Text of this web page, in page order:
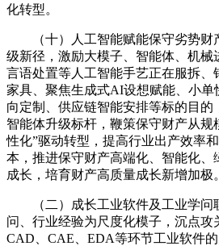
化转型。
（十）人工智能赋能保守劣势财
级新径，激励大模子、智能体、机械
言语处置等人工智能手艺正在服拆、
家具、聚焦生成式AI设想赋能、小单
向定制、供应链智能安排等标的目的
智能体升级标杆，鞭策保守财产从规
性化”驱动转型，提高行业出产效率
本，推进保守财产高端化、智能化、
成长，培育财产高质量成长新增加极。
（二）成长工业软件及工业学问
问、行业经验为尺度化模子，沉点攻
CAD、CAE、EDA等环节工业软件